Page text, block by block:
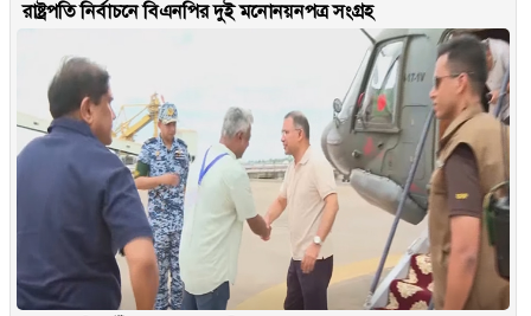
রাষ্ট্রপতি নির্বাচনে বিএনপির দুই মনোনয়নপত্র সংগ্রহ